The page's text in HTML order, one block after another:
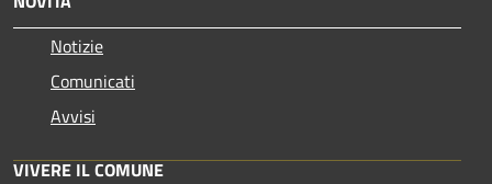
Notizie
Comunicati
Avvisi
VIVERE IL COMUNE